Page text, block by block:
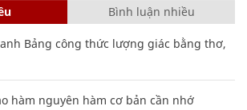
Bình luận nhiều
Bảng công thức lượng giác bằng thơ,
hàm nguyên hàm cơ bản cần nhớ